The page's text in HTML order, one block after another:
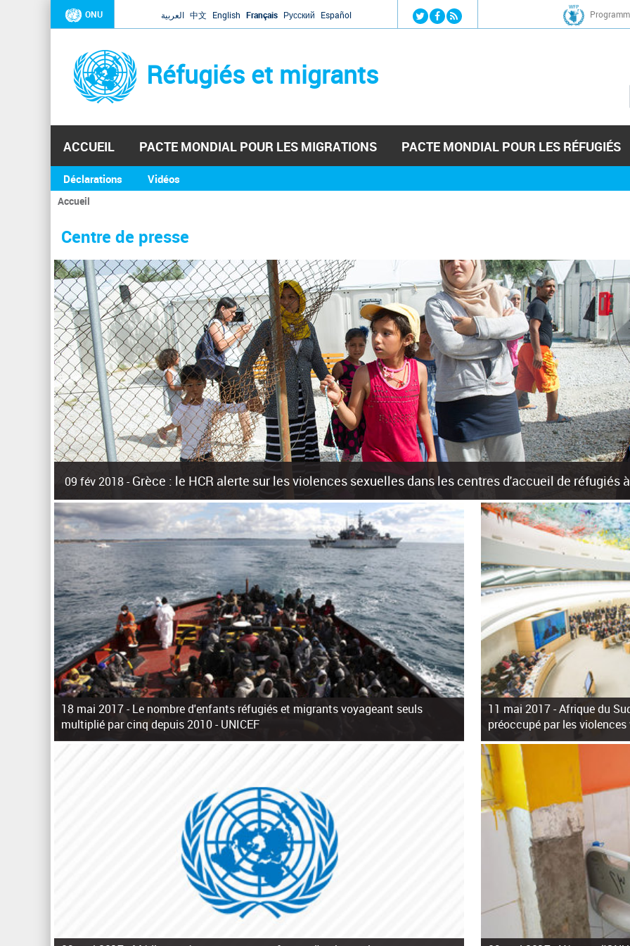
Jump to navigation
ONU العربية 中文 English Français Русский Español
Réfugiés et migrants
ACCUEIL PACTE MONDIAL POUR LES MIGRATIONS PACTE MONDIAL POUR LES RÉFUGIÉS
Déclarations Vidéos
Vous
ici
Accueil
Centre de presse
09 fév 2018 - Grèce : le HCR alerte sur les violences sexuelles dans les centres d'accueil de réfugiés
La surpopulation des centres d'accueil de réfugiés et migrants sur les îles grecques est source de violences et de harcèlement
Unies pour
18 mai 2017 -Le nombre d'enfants réfugiés et migrants voyageant seuls
multiplié par cinq depuis 2010 - UNICEF
11 mai 2017 -Afrique du
préoccupé par les